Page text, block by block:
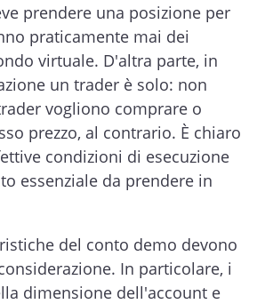
prendere una posizione per
praticamente mai dei
virtuale. D'altra parte, in
un trader è solo: non
vogliono comprare o
prezzo, al contrario. È chiaro
condizioni di esecuzione
essenziale da prendere in
del conto demo devono
In particolare, i
dimensione dell'account e